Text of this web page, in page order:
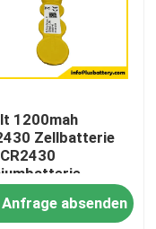
1200mah
Zellbatterie
Anfrage absenden